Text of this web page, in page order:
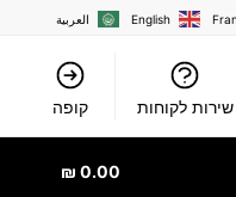
العربية English
שירות לקוחות קופה
0.00
₪